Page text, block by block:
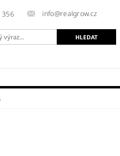
356 info@realgrow.cz